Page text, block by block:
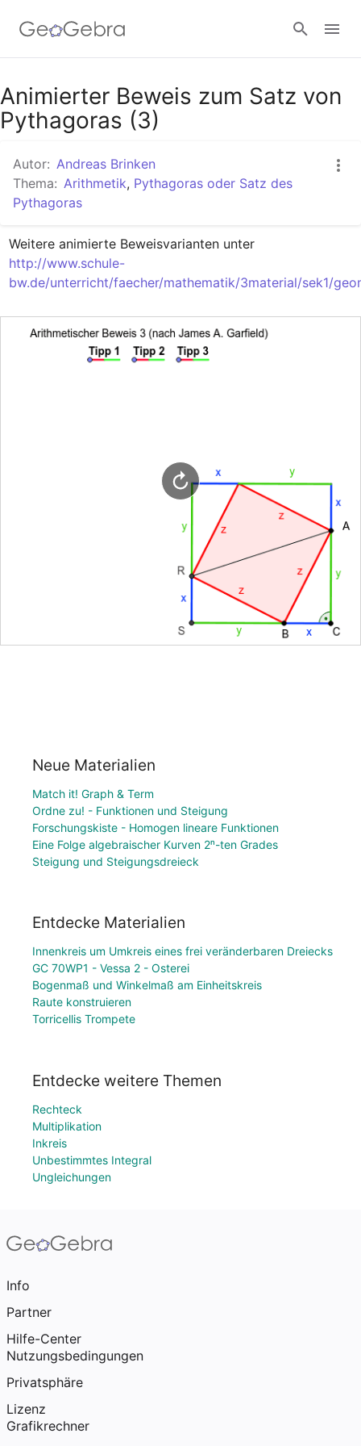
Google Classroom
Animierter Beweis zum Satz von
Pythagoras (3)
Autor: Andreas Brinken
Thema: Arithmetik, Pythagoras oder Satz des
Pythagoras
Weitere animierte Beweisvarianten unter
http://www.schule-
bw.de/unterricht/faecher/mathematik/3material/sek1/
Neue Materialien
Match it! Graph & Term
Ordne zu! - Funktionen und Steigung
Forschungskiste - Homogen lineare Funktionen
Eine Folge algebraischer Kurven 2ⁿ-ten Grades
Steigung und Steigungsdreieck
Entdecke Materialien
Innenkreis um Umkreis eines frei veränderbaren Dreiecks
GC 70WP1 - Vessa 2 - Osterei
Bogenmaß und Winkelmaß am Einheitskreis
Raute konstruieren
Torricellis Trompete
Entdecke weitere Themen
Rechteck
Multiplikation
Inkreis
Unbestimmtes Integral
Ungleichungen
Info
Partner
Hilfe-Center
Nutzungsbedingungen
Privatsphäre
Lizenz
Grafikrechner